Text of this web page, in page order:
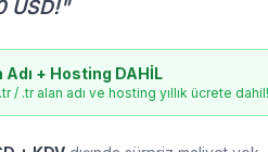
USD!"
Adı + Hosting DAHİL
/ .tr alan adı ve hosting yıllık ücrete dahil!